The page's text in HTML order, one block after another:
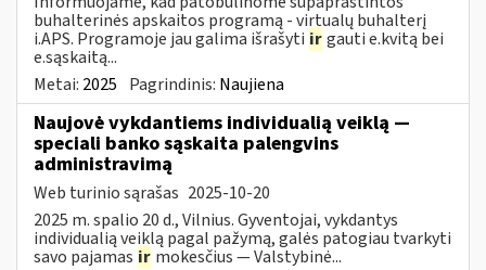
buhalterinės apskaitos programą - virtualų buhalterį
i.APS. Programoje jau galima išrašyti irgauti e.kvitą bei
e.sąskaitą...
Metai: 2025 Pagrindinis: Naujiena
Naujovė vykdantiems individualią veiklą —
speciali banko sąskaita palengvins
administravimą
Web turinio sąrašas 2025-10-20
2025 m. spalio 20 d., Vilnius. Gyventojai, vykdantys
individualią veiklą pagal pažymą, galės patogiau tvarkyti
savo pajamas ir mokesčius — Valstybinė...